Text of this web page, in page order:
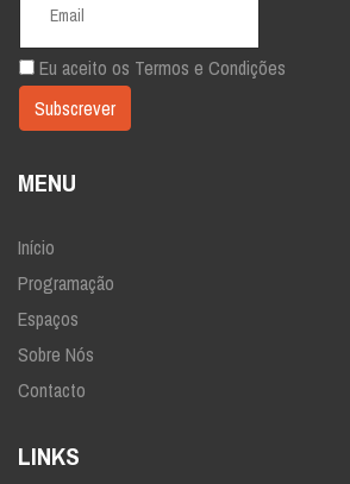
Eu aceito os Termos e Condições
MENU
Início
Programação
Espaços
Sobre Nós
Contacto
LINKS